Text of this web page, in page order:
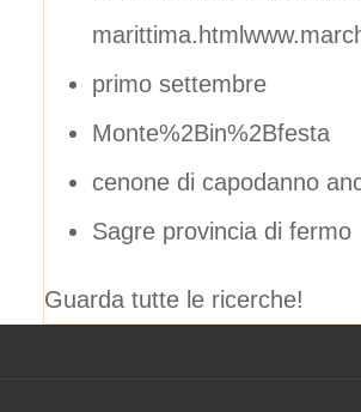
primo settembre
Monte%2Bin%2Bfesta
cenone di capodanno
Sagre provincia di fermo
Guarda tutte le ricerche!